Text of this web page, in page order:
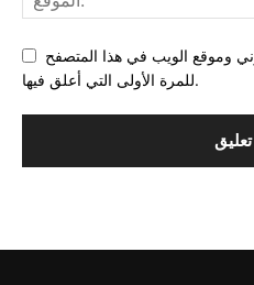
وموقع الويب في هذا المتصفح
للمرة الأولى التي أعلق فيها.